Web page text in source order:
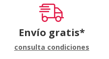
Envío gratis*
consulta condiciones